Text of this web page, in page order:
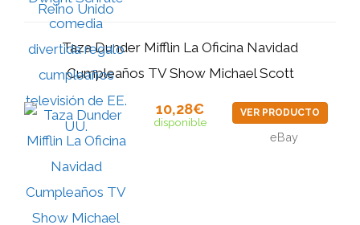
Taza Dunder Mifflin La Oficina Navidad
Cumpleaños TV Show Michael Scott
10,28€
disponible
VER PRODUCTO
eBay